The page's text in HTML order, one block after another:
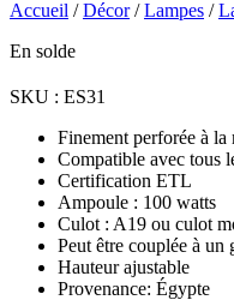
Accueil /Décor/Lampes /
En solde
SKU : ES31
Finement perforée à
Compatible avec tous
Certification ETL
Ampoule : 100 watts
Culot : A19 ou culot
Peut être couplée à un
Hauteur ajustable
Provenance: Égypte